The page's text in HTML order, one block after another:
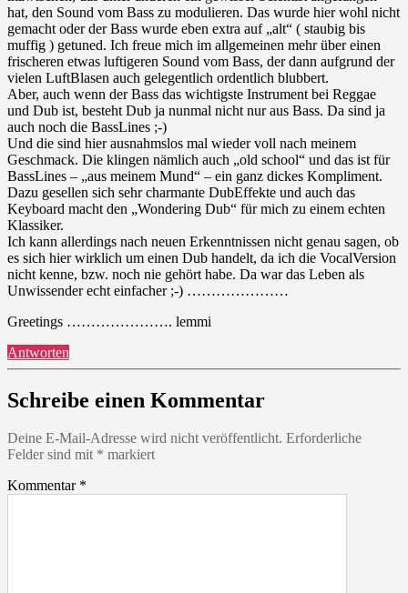
hat, den Sound vom Bass zu modulieren. Das wurde hier wohl nicht
gemacht oder der Bass wurde eben extra auf „alt“ ( staubig bis
muffig ) getuned. Ich freue mich im allgemeinen mehr über einen
frischeren etwas luftigeren Sound vom Bass, der dann aufgrund der
vielen LuftBlasen auch gelegentlich ordentlich blubbert.
Aber, auch wenn der Bass das wichtigste Instrument bei Reggae
und Dub ist, besteht Dub ja nunmal nicht nur aus Bass. Da sind ja
auch noch die BassLines ;-)
Und die sind hier ausnahmslos mal wieder voll nach meinem
Geschmack. Die klingen nämlich auch „old school“ und das ist für
BassLines – „aus meinem Mund“ – ein ganz dickes Kompliment.
Dazu gesellen sich sehr charmante DubEffekte und auch das
Keyboard macht den „Wondering Dub“ für mich zu einem echten
Klassiker.
Ich kann allerdings nach neuen Erkenntnissen nicht genau sagen, ob
es sich hier wirklich um einen Dub handelt, da ich die VocalVersion
nicht kenne, bzw. noch nie gehört habe. Da war das Leben als
Unwissender echt einfacher ;-) …………………
Greetings …………………. lemmi
Antworten
Schreibe einen Kommentar
Deine E-Mail-Adresse wird nicht veröffentlicht. Erforderliche
Felder sind mit * markiert
Kommentar *